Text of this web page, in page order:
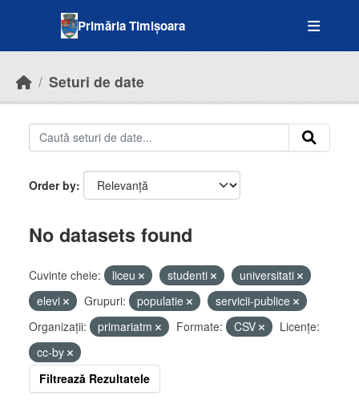
Primăria Timișoara
Seturi de date
Order by
No datasets found
Cuvinte cheie: liceu studenti
universitati
elevi
Grupuri: populatie
servicii-publice
Organizații:
primariatm Formate: CSV
Licenţe:
cc-by
Filtrează Rezultatele